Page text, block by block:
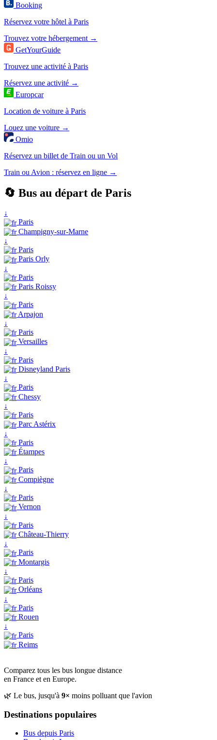
Booking
Réservez votre hôtel à Paris
Trouvez votre hébergement →
GetYourGuide
Trouvez une activité à Paris
Réservez une activité →
Europcar
Location de voiture à Paris
Louez une voiture →
Omio
Réservez un billet de Train ou un Vol
Train ou Avion : réservez en ligne →
🔄 Bus au départ de Paris
↓
Paris
Champigny-sur-Marne
↓
Paris
Paris Orly
↓
Paris
Paris Roissy
↓
Paris
Arpajon
↓
Paris
Versailles
↓
Paris
Disneyland Paris
↓
Paris
Chessy
↓
Paris
Parc Astérix
↓
Paris
Étampes
↓
Paris
Compiègne
↓
Paris
Vernon
↓
Paris
Château-Thierry
↓
Paris
Montargis
↓
Paris
Orléans
↓
Paris
Rouen
↓
Paris
Reims
Comparez tous les bus longue distance
en France et en Europe.
🌿 Le bus, jusqu'à 9× moins polluant que l'avion
Destinations populaires
Bus depuis Paris